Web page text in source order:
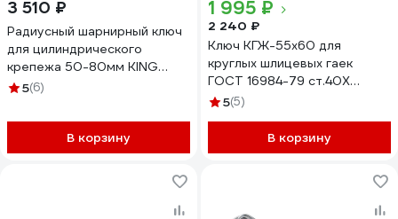
3 510 ₽
Радиусный шарнирный ключ
для цилиндрического
крепежа 50-80мм KING
TONY 3641-80
5(6)
В корзину
1 995 ₽
2 240 ₽
Ключ КГЖ-55x60 для
круглых шлицевых гаек
ГОСТ 16984-79 ст.40Х
оцинкованный КЗСМИ
5(5)
В корзину